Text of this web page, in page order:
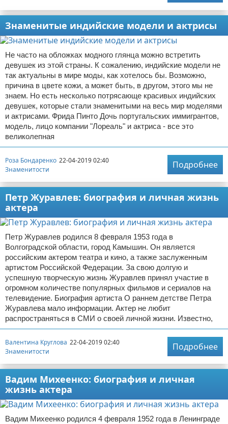
Знаменитые индийские модели и актрисы
Не часто на обложках модного глянца можно встретить
девушек из этой страны. К сожалению, индийские модели не
так актуальны в мире моды, как хотелось бы. Возможно,
причина в цвете кожи, а может быть, в другом, этого мы не
знаем. Но есть несколько потрясающе красивых индийских
девушек, которые стали знаменитыми на весь мир моделями
и актрисами. Фрида Пинто Дочь португальских иммигрантов,
модель, лицо компании "Лореаль" и актриса - все это
великолепная
Роза Бондаренко 22-04-2019 02:40
Знаменитости
Подробнее
Петр Журавлев: биография и личная жизнь
актера
Петр Журавлев родился 8 февраля 1953 года в
Волгоградской области, город Камышин. Он является
российским актером театра и кино, а также заслуженным
артистом Российской Федерации. За свою долгую и
успешную творческую жизнь Журавлев принял участие в
огромном количестве популярных фильмов и сериалов на
телевидение. Биография артиста О раннем детстве Петра
Журавлева мало информации. Актер не любит
распространяться в СМИ о своей личной жизни. Известно,
Валентина Круглова 22-04-2019 02:40
Знаменитости
Подробнее
Вадим Михеенко: биография и личная
жизнь актера
Вадим Михеенко родился 4 февраля 1952 года в Ленинграде